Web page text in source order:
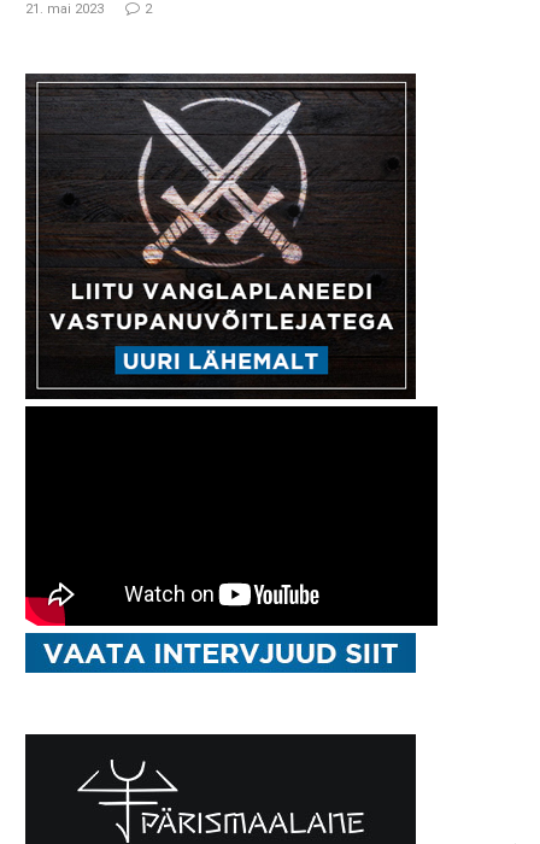
21. mai 2023 2